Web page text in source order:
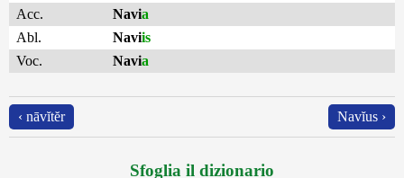
Acc.
Navia
Abl.
Naviis
Voc.
Navia
‹ nāvĭtĕr Navĭus ›
Sfoglia il dizionario